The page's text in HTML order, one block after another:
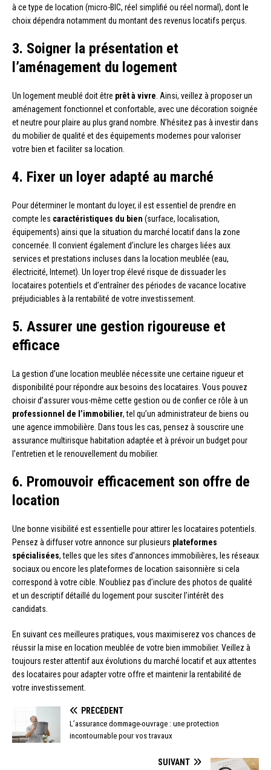
à ce type de location (micro-BIC, réel simplifié ou réel normal), dont le
choix dépendra notamment du montant des revenus locatifs perçus.
3. Soigner la présentation et
l’aménagement du logement
Un logement meublé doit être prêt à vivre . Ainsi, veillez à proposer un
aménagement fonctionnel et confortable, avec une décoration soignée
et neutre pour plaire au plus grand nombre. N’hésitez pas à investir dans
du mobilier de qualité et des équipements modernes pour valoriser
votre bien et faciliter sa location.
4. Fixer un loyer adapté au marché
Pour déterminer le montant du loyer, il est essentiel de prendre en
compte les caractéristiques du bien (surface, localisation,
équipements) ainsi que la situation du marché locatif dans la zone
concernée. Il convient également d’inclure les charges liées aux
services et prestations incluses dans la location meublée (eau,
électricité, Internet). Un loyer trop élevé risque de dissuader les
locataires potentiels et d’entraîner des périodes de vacance locative
préjudiciables à la rentabilité de votre investissement.
5. Assurer une gestion rigoureuse et
efficace
La gestion d’une location meublée nécessite une certaine rigueur et
disponibilité pour répondre aux besoins des locataires. Vous pouvez
choisir d’assurer vous-même cette gestion ou de confier ce rôle à un
professionnel de l’immobilier, tel qu’un administrateur de biens ou
une agence immobilière. Dans tous les cas, pensez à souscrire une
assurance multirisque habitation adaptée et à prévoir un budget pour
l’entretien et le renouvellement du mobilier.
6. Promouvoir efficacement son offre de
location
Une bonne visibilité est essentielle pour attirer les locataires potentiels.
Pensez à diffuser votre annonce sur plusieurs plateformes
spécialisées, telles que les sites d’annonces immobilières, les réseaux
sociaux ou encore les plateformes de location saisonnière si cela
correspond à votre cible. N’oubliez pas d’inclure des photos de qualité
et un descriptif détaillé du logement pour susciter l’intérêt des
candidats.
En suivant ces meilleures pratiques, vous maximiserez vos chances de
réussir la mise en location meublée de votre bien immobilier. Veillez à
toujours rester attentif aux évolutions du marché locatif et aux attentes
des locataires pour adapter votre offre et maintenir la rentabilité de
votre investissement.
PRÉCÉDENT
L’assurance dommage-ouvrage : une protection
incontournable pour vos travaux
SUIVANT